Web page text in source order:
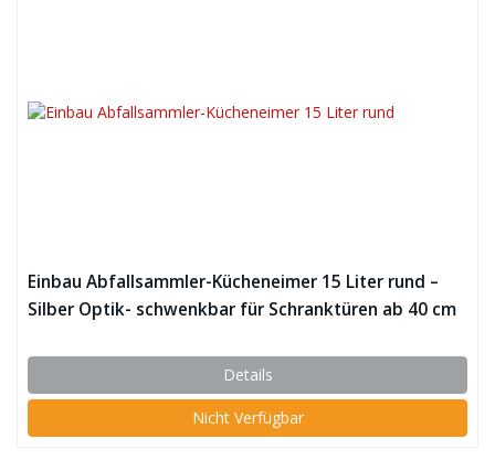
Einbau Abfallsammler-Kücheneimer 15 Liter rund –
Silber Optik- schwenkbar für Schranktüren ab 40 cm
WESCO
Details
Nicht Verfügbar